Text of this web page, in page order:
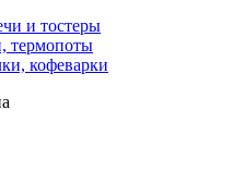
и тостеры
термопоты
кофеварки